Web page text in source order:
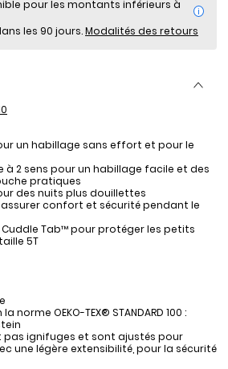
i
les 90 jours.Modalités des retours
un habillage sans effort et pour le
à 2 sens pour un habillage facile et des
pratiques
des nuits plus douillettes
confort et sécurité pendant le
Tab™ pour protéger les petits
5T
norme OEKO-TEX® STANDARD 100 :
pas ignifuges et sont ajustés pour
une légère extensibilité, pour la sécurité